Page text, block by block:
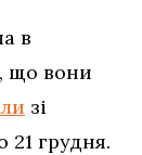
в
що вони
зі
21 грудня.